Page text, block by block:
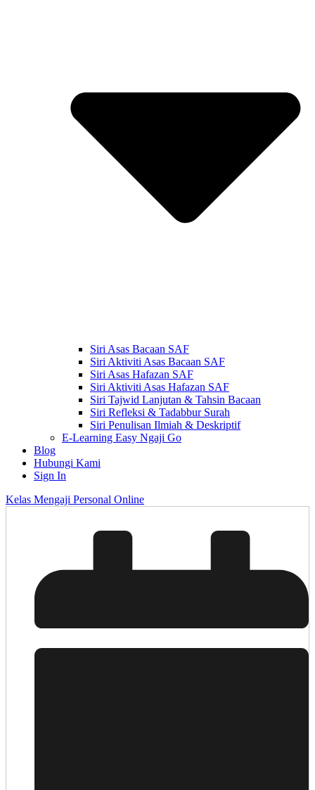
Siri Asas Bacaan SAF
Siri Aktiviti Asas Bacaan SAF
Siri Asas Hafazan SAF
Siri Aktiviti Asas Hafazan SAF
Siri Tajwid Lanjutan & Tahsin Bacaan
Siri Refleksi & Tadabbur Surah
Siri Penulisan Ilmiah & Deskriptif
E-Learning Easy Ngaji Go
Blog
Hubungi Kami
Sign In
Kelas Mengaji Personal Online